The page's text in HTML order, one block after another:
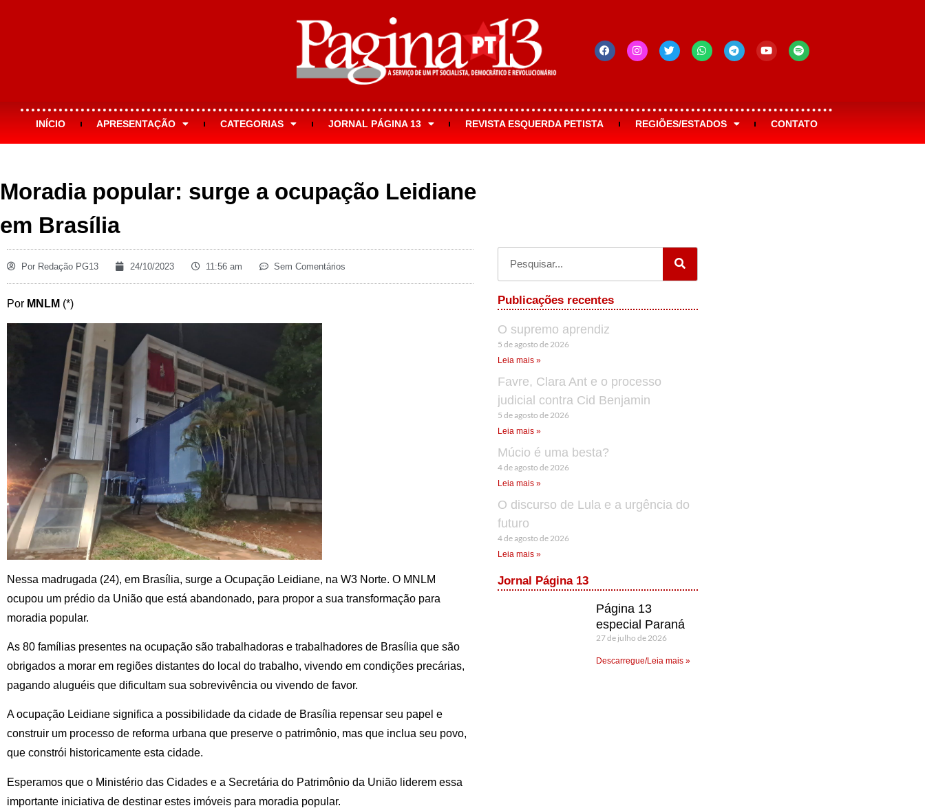
INÍCIO APRESENTAÇÃO CATEGORIAS JORNAL PÁGINA 13 REVISTA ESQUERDA PETISTA REGIÕES/ESTADOS CONTATO
Moradia popular: surge a ocupação Leidiane
em Brasília
Por Redação PG13 24/10/2023 11:56 am Sem Comentários
Por MNLM (*)
Nessa madrugada (24), em Brasília, surge a Ocupação Leidiane, na W3 Norte. O MNLM
ocupou um prédio da União que está abandonado, para propor a sua transformação para
moradia popular.
As 80 famílias presentes na ocupação são trabalhadoras e trabalhadores de Brasília que são
obrigados a morar em regiões distantes do local do trabalho, vivendo em condições precárias,
pagando aluguéis que dificultam sua sobrevivência ou vivendo de favor.
A ocupação Leidiane significa a possibilidade da cidade de Brasília repensar seu papel e
construir um processo de reforma urbana que preserve o patrimônio, mas que inclua seu povo,
que constrói historicamente esta cidade.
Esperamos que o Ministério das Cidades e a Secretária do Patrimônio da União liderem essa
importante iniciativa de destinar estes imóveis para moradia popular.
Publicações recentes
O supremo aprendiz
5 de agosto de 2026
Leia mais »
Favre, Clara Ant e o processo
judicial contra Cid Benjamin
5 de agosto de 2026
Leia mais »
Múcio é uma besta?
4 de agosto de 2026
Leia mais »
O discurso de Lula e a urgência do
futuro
4 de agosto de 2026
Leia mais »
Jornal Página 13
Página 13
especial Paraná
27 de julho de 2026
Descarregue/Leia mais »